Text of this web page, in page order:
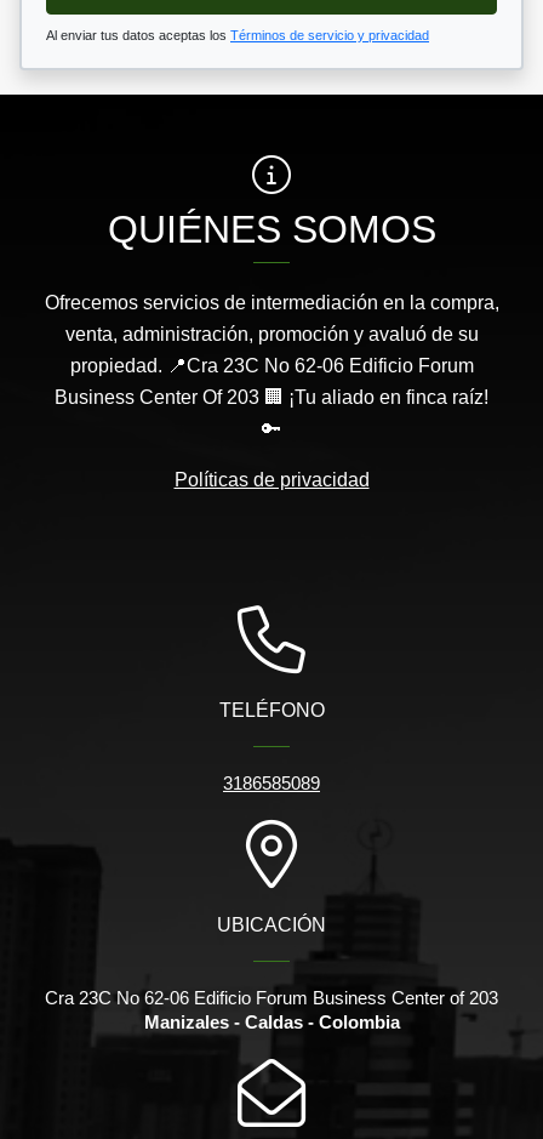
Al enviar tus datos aceptas los Términos de servicio y privacidad
QUIÉNES SOMOS
Ofrecemos servicios de intermediación en la compra,
venta, administración, promoción y avaluó de su
propiedad. 📍Cra 23C No 62-06 Edificio Forum
Business Center Of 203 🏢 ¡Tu aliado en finca raíz!
🔑
Políticas de privacidad
TELÉFONO
3186585089
UBICACIÓN
Cra 23C No 62-06 Edificio Forum Business Center of 203
Manizales - Caldas - Colombia